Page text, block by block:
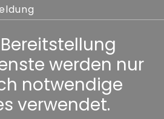
werden nur
notwendige
verwendet.